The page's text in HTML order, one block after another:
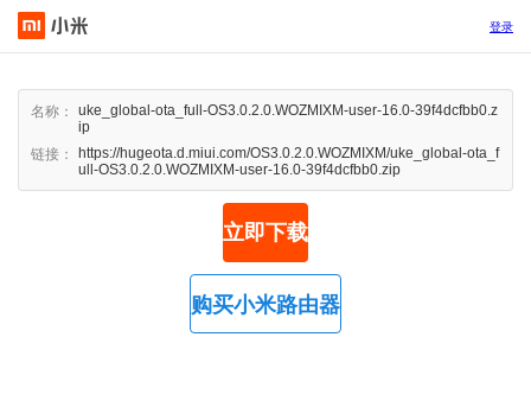
登录
名称：
uke_global-ota_full-OS3.0.2.0.WOZMIXM-user-16.0-39f4dcfbb0.z
ip
链接：
https://hugeota.d.miui.com/OS3.0.2.0.WOZMIXM/uke_global-ota_f
ull-OS3.0.2.0.WOZMIXM-user-16.0-39f4dcfbb0.zip
立即下载
购买小米路由器